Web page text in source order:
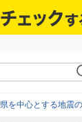
を中心とする地震